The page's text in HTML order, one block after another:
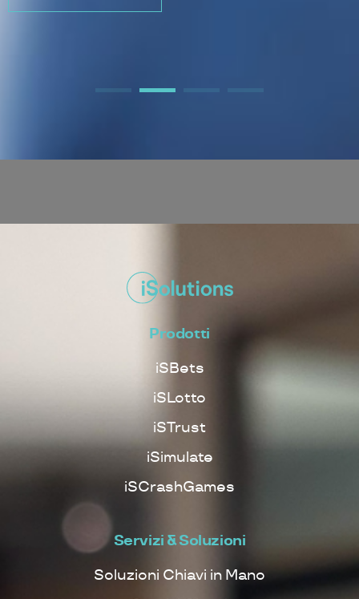
Prodotti
iSBets
iSLotto
iSTrust
iSimulate
iSCrashGames
Servizi & Soluzioni
Soluzioni Chiavi in Mano